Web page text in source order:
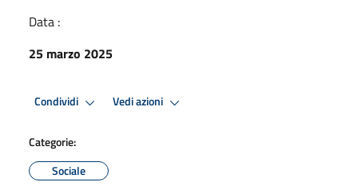
Data :
25 marzo 2025
Condividi Vedi azioni
Categorie:
Sociale